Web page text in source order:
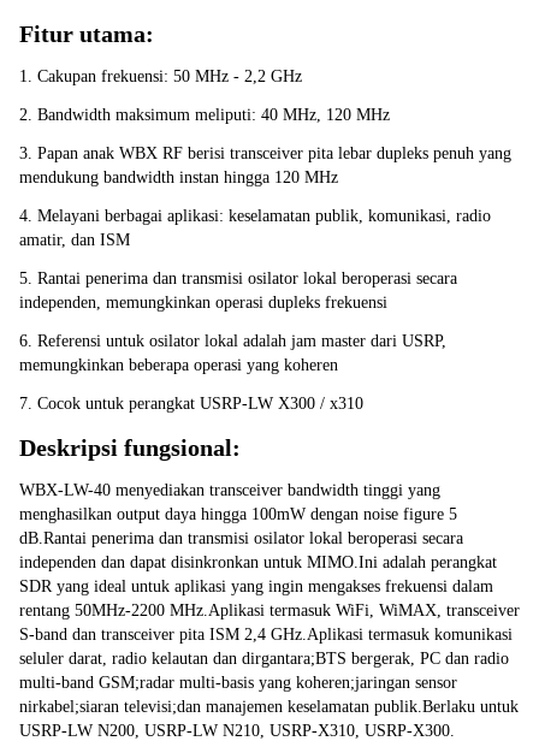
Fitur utama:
1. Cakupan frekuensi: 50 MHz - 2,2 GHz
2. Bandwidth maksimum meliputi: 40 MHz, 120 MHz
3. Papan anak WBX RF berisi transceiver pita lebar dupleks penuh yang
mendukung bandwidth instan hingga 120 MHz
4. Melayani berbagai aplikasi: keselamatan publik, komunikasi, radio
amatir, dan ISM
5. Rantai penerima dan transmisi osilator lokal beroperasi secara
independen, memungkinkan operasi dupleks frekuensi
6. Referensi untuk osilator lokal adalah jam master dari USRP,
memungkinkan beberapa operasi yang koheren
7. Cocok untuk perangkat USRP-LW X300 / x310
Deskripsi fungsional:
WBX-LW-40 menyediakan transceiver bandwidth tinggi yang
menghasilkan output daya hingga 100mW dengan noise figure 5
dB.Rantai penerima dan transmisi osilator lokal beroperasi secara
independen dan dapat disinkronkan untuk MIMO.Ini adalah perangkat
SDR yang ideal untuk aplikasi yang ingin mengakses frekuensi dalam
rentang 50MHz-2200 MHz.Aplikasi termasuk WiFi, WiMAX, transceiver
S-band dan transceiver pita ISM 2,4 GHz.Aplikasi termasuk komunikasi
seluler darat, radio kelautan dan dirgantara;BTS bergerak, PC dan radio
multi-band GSM;radar multi-basis yang koheren;jaringan sensor
nirkabel;siaran televisi;dan manajemen keselamatan publik.Berlaku untuk
USRP-LW N200, USRP-LW N210, USRP-X310, USRP-X300.